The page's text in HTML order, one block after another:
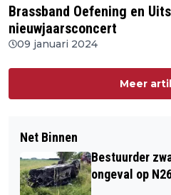
Brassband Oefening en
nieuwjaarsconcert
09 januari 2024
Meer
Net Binnen
Bestuurder
ongeval op